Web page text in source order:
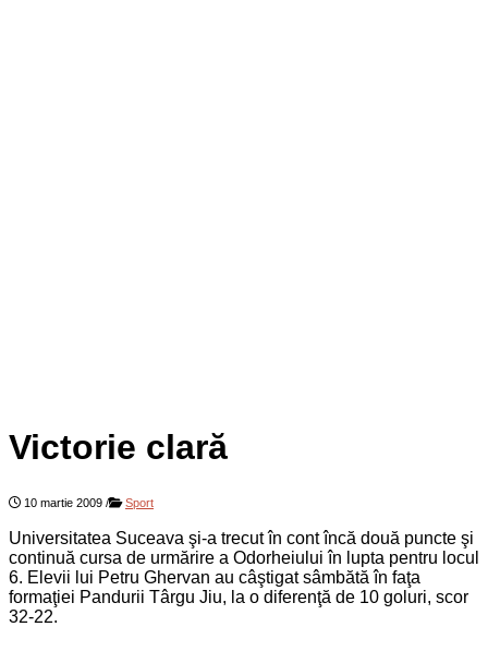
Victorie clară
10 martie 2009 / Sport
Universitatea Suceava şi-a trecut în cont încă două puncte şi
continuă cursa de urmărire a Odorheiului în lupta pentru locul
6. Elevii lui Petru Ghervan au câştigat sâmbătă în faţa
formaţiei Pandurii Târgu Jiu, la o diferenţă de 10 goluri, scor
32-22.